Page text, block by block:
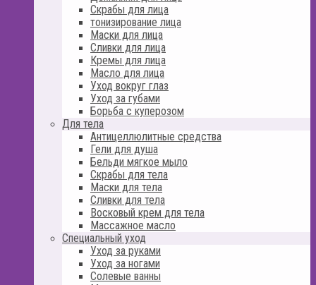
Скрабы для лица
тонизирование лица
Маски для лица
Сливки для лица
Кремы для лица
Масло для лица
Уход вокруг глаз
Уход за губами
Борьба с куперозом
Для тела
Антицеллюлитные средства
Гели для душа
Бельди мягкое мыло
Скрабы для тела
Маски для тела
Сливки для тела
Восковый крем для тела
Массажное масло
Специальный уход
Уход за руками
Уход за ногами
Солевые ванны